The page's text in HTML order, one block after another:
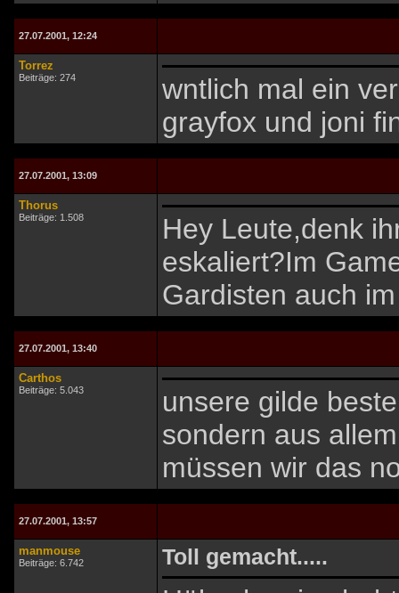
27.07.2001, 12:24
Torrez
Beiträge: 274
wntlich mal ein
grayfox und joni
27.07.2001, 13:09
Thorus
Beiträge: 1.508
Hey Leute,denk
eskaliert?Im
Gardisten auch
27.07.2001, 13:40
Carthos
Beiträge: 5.043
unsere gilde
sondern aus
müssen wir das
27.07.2001, 13:57
manmouse
Beiträge: 6.742 Toll gemacht.....